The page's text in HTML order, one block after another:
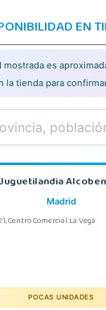
EN
mostrada es
la tienda para
Juguetilandia
Madrid
Centro Comercial La Vega
POCAS UNIDADES